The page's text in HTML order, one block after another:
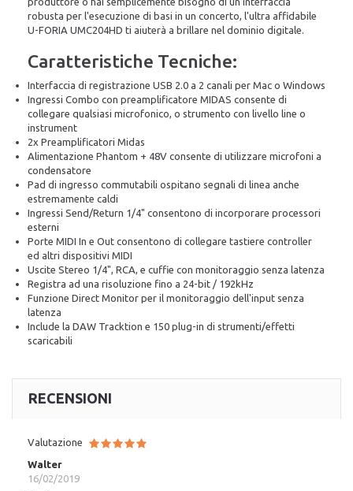
robusta per l'esecuzione di basi in un concerto, l'ultra affidabile
U-FORIA UMC204HD ti aiuterà a brillare nel dominio digitale.
Caratteristiche Tecniche:
Interfaccia di registrazione USB 2.0 a 2 canali per Mac o Windows
Ingressi Combo con preamplificatore MIDAS consente di
collegare qualsiasi microfonico, o strumento con livello line o
instrument
2x Preamplificatori Midas
Alimentazione Phantom + 48V consente di utilizzare microfoni a
condensatore
Pad di ingresso commutabili ospitano segnali di linea anche
estremamente caldi
Ingressi Send/Return 1/4" consentono di incorporare processori
esterni
Porte MIDI In e Out consentono di collegare tastiere controller
ed altri dispositivi MIDI
Uscite Stereo 1/4", RCA, e cuffie con monitoraggio senza latenza
Registra ad una risoluzione fino a 24-bit / 192kHz
Funzione Direct Monitor per il monitoraggio dell'input senza
latenza
Include la DAW Tracktion e 150 plug-in di strumenti/effetti
scaricabili
RECENSIONI
Valutazione
Walter
16/02/2019